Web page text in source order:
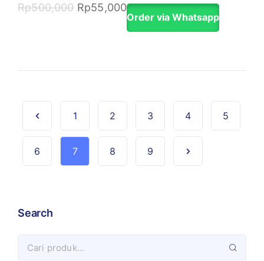
Rp500,000 Rp55,000
Order via Whatsapp
1 2 3 4 5
6 7 8 9
Search